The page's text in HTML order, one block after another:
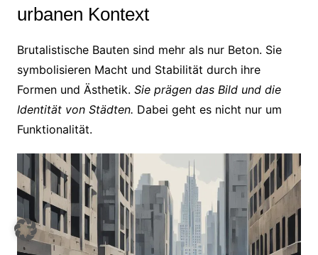
urbanen Kontext
Brutalistische Bauten sind mehr als nur Beton. Sie
symbolisieren Macht und Stabilität durch ihre
Formen und Ästhetik. Sie prägen das Bild und die
Identität von Städten. Dabei geht es nicht nur um
Funktionalität.